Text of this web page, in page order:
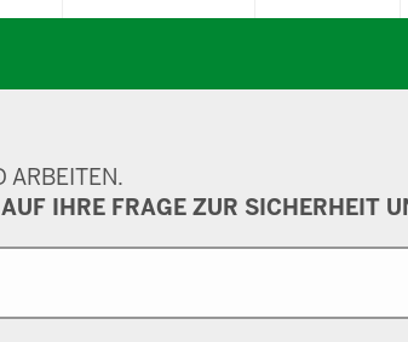
ARBEITEN.
IHRE FRAGE ZUR SICHERHEIT